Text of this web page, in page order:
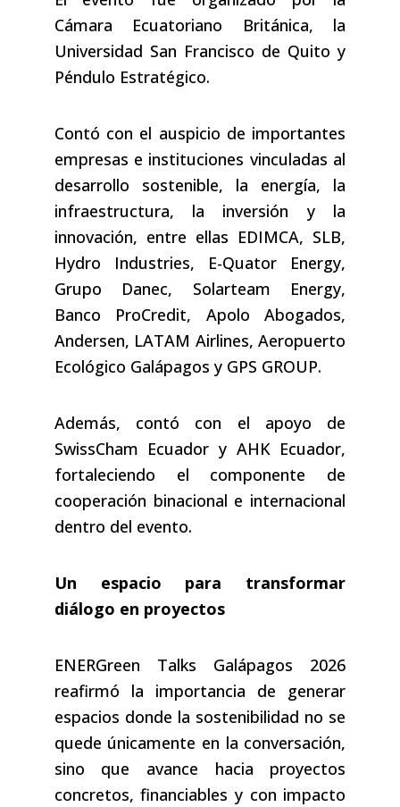
Cámara Ecuatoriano Británica, la
Universidad San Francisco de Quito y
Péndulo Estratégico.
Contó con el auspicio de importantes
empresas e instituciones vinculadas al
desarrollo sostenible, la energía, la
infraestructura, la inversión y la
innovación, entre ellas EDIMCA, SLB,
Hydro Industries, E-Quator Energy,
Grupo Danec, Solarteam Energy,
Banco ProCredit, Apolo Abogados,
Andersen, LATAM Airlines, Aeropuerto
Ecológico Galápagos y GPS GROUP.
Además, contó con el apoyo de
SwissCham Ecuador y AHK Ecuador,
fortaleciendo el componente de
cooperación binacional e internacional
dentro del evento.
Un espacio para transformar
diálogo en proyectos
ENERGreen Talks Galápagos 2026
reafirmó la importancia de generar
espacios donde la sostenibilidad no se
quede únicamente en la conversación,
sino que avance hacia proyectos
concretos, financiables y con impacto